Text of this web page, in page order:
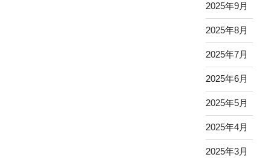
2025年9月
2025年8月
2025年7月
2025年6月
2025年5月
2025年4月
2025年3月